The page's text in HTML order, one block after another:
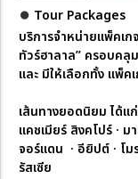
⏺︎ Tour Packages
บริการจำหน่ายแพ็คเก
ทัวร์ฮาลาล” ครอบคลุม
และ มีให้เลือกทั้ง แพ็ค
เส้นทางยอดนิยม ได้แก่
แคชเมียร์ สิงคโปร์ · ม
จอร์แดน · อียิปต์ · โม
รัสเซีย